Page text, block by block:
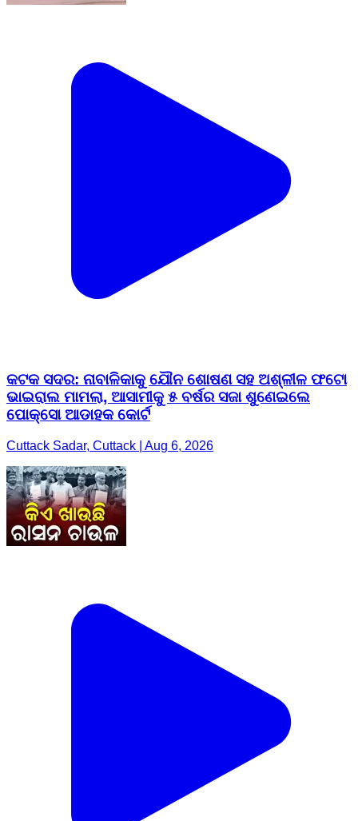
କଟକ ସଦର: ନାବାଳିକାକୁ ଯୌନ ଶୋଷଣ ସହ ଅଶ୍ଳୀଳ ଫଟୋ
ଭାଇରାଲ ମାମଲା, ଆସାମୀକୁ ୫ ବର୍ଷର ସଜା ଶୁଣେଇଲେ
ପୋକ୍ସୋ ଆଡାହକ କୋର୍ଟ
Cuttack Sadar, Cuttack | Aug 6, 2026